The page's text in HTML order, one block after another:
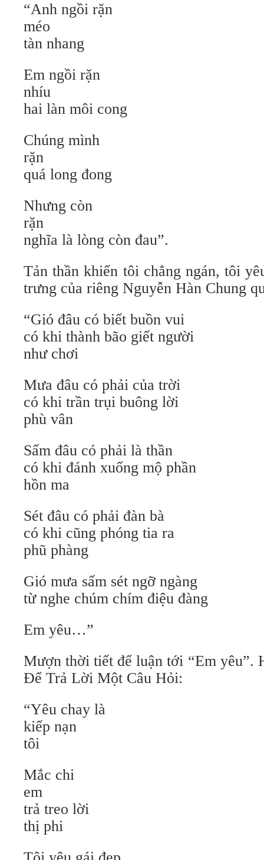
“Anh ngồi rặn
méo
tàn nhang
Em ngồi rặn
nhíu
hai làn môi cong
Chúng mình
rặn
quá long đong
Nhưng còn
rặn
nghĩa là lòng còn đau”.
Tản thần khiến tôi chẳng ngán, tôi
trưng của riêng Nguyễn Hàn Chung
“Gió đâu có biết buồn vui
có khi thành bão giết người
như chơi
Mưa đâu có phải của trời
có khi trần trụi buông lời
phù vân
Sấm đâu có phải là thần
có khi đánh xuống mộ phần
hồn ma
Sét đâu có phải đàn bà
có khi cũng phóng tia ra
phũ phàng
Gió mưa sấm sét ngỡ ngàng
từ nghe chúm chím điệu đàng
Em yêu…”
Mượn thời tiết để luận tới “Em yêu”.
Để Trả Lời Một Câu Hỏi:
“Yêu chay là
kiếp nạn
tôi
Mắc chi
em
trả treo lời
thị phi